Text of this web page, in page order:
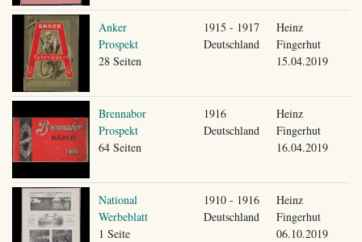
Anker
Prospekt
28 Seiten
1915 - 1917
Deutschland
Heinz
Fingerhut
15.04.2019
Brennabor
Prospekt
64 Seiten
1916
Deutschland
Heinz
Fingerhut
16.04.2019
National
Werbeblatt
1 Seite
1910 - 1916
Deutschland
Heinz
Fingerhut
06.10.2019